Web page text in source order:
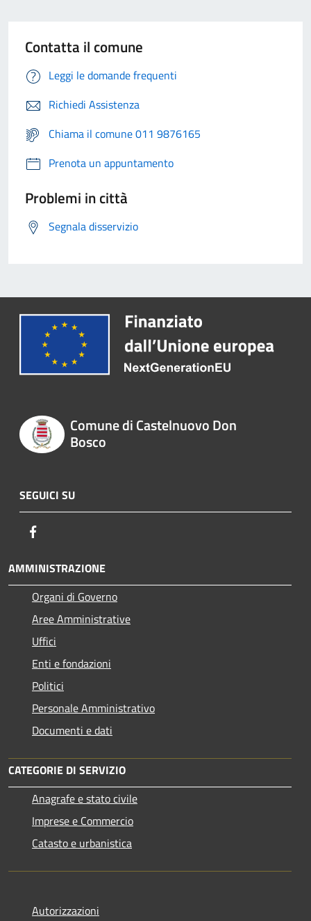
Contatta il comune
Leggi le domande frequenti
Richiedi Assistenza
Chiama il comune 011 9876165
Prenota un appuntamento
Problemi in città
Segnala disservizio
Comune di Castelnuovo Don
Bosco
SEGUICI SU
AMMINISTRAZIONE
Organi di Governo
Aree Amministrative
Uffici
Enti e fondazioni
Politici
Personale Amministrativo
Documenti e dati
CATEGORIE DI SERVIZIO
Anagrafe e stato civile
Imprese e Commercio
Catasto e urbanistica
Autorizzazioni